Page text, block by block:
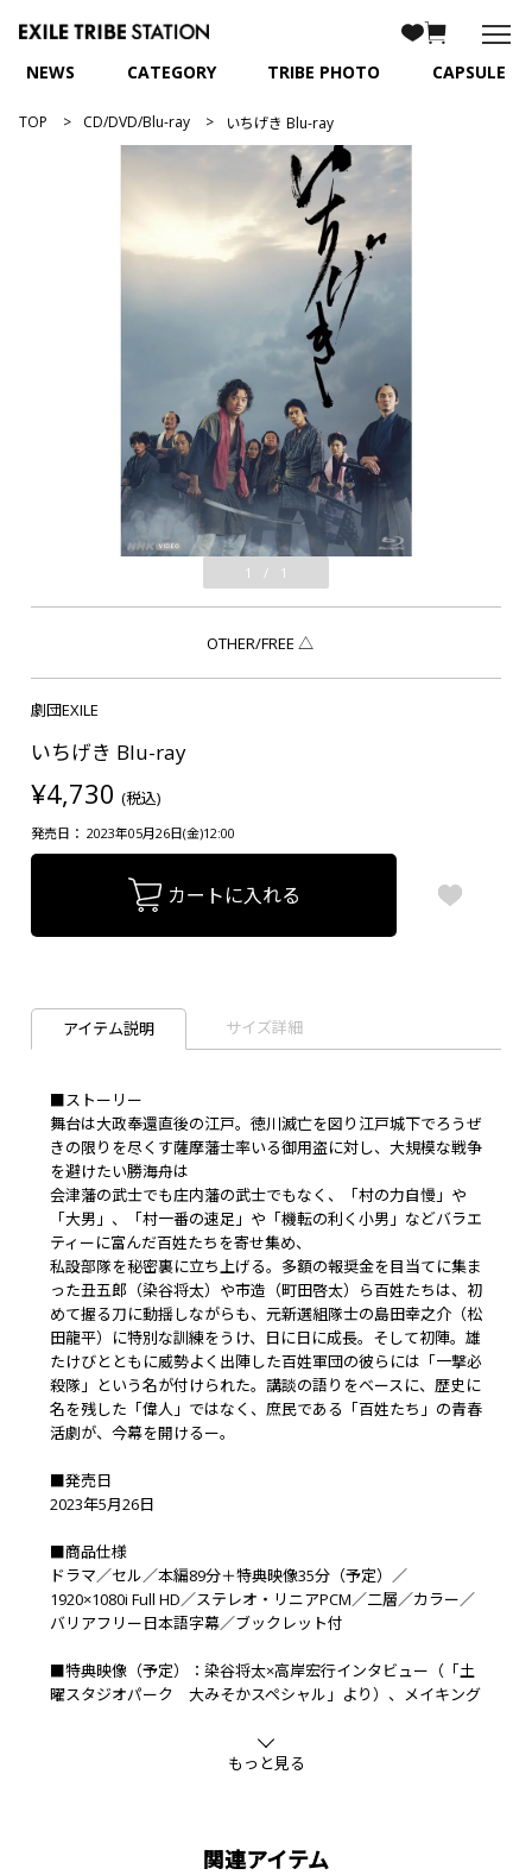
NEWS CATEGORY TRIBE PHOTO CAPSULE
TOP CD/DVD/Blu-ray いちげき Blu-ray
1 / 1
OTHER/FREE △
劇団EXILE
いちげき Blu-ray
¥4,730 (税込)
発売日： 2023年05月26日(金)12:00
カートに入れる
アイテム説明 サイズ詳細
■ストーリー
舞台は大政奉還直後の江戸。徳川滅亡を図り江戸城下でろうぜ
きの限りを尽くす薩摩藩士率いる御用盗に対し、大規模な戦争
を避けたい勝海舟は
会津藩の武士でも庄内藩の武士でもなく、「村の力自慢」や
「大男」、「村一番の速足」や「機転の利く小男」などバラエ
ティーに富んだ百姓たちを寄せ集め、
私設部隊を秘密裏に立ち上げる。多額の報奨金を目当てに集ま
った丑五郎（染谷将太）や市造（町田啓太）ら百姓たちは、初
めて握る刀に動揺しながらも、元新選組隊士の島田幸之介（松
田龍平）に特別な訓練をうけ、日に日に成長。そして初陣。雄
たけびとともに威勢よく出陣した百姓軍団の彼らには「一撃必
殺隊」という名が付けられた。講談の語りをベースに、歴史に
名を残した「偉人」ではなく、庶民である「百姓たち」の青春
活劇が、今幕を開けるー。
■発売日
2023年5月26日
■商品仕様
ドラマ／セル／本編89分＋特典映像35分（予定）／
1920×1080i Full HD／ステレオ・リニアPCM／二層／カラー／
バリアフリー日本語字幕／ブックレット付
■特典映像（予定）：染谷将太×高岸宏行インタビュー（「土
曜スタジオパーク 大みそかスペシャル」より）、メイキング
■封入特典（予定）：特製ブックレット（8P）
もっと見る
関連アイテム